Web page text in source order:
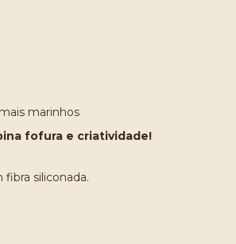
marinhos
fofura e criatividade!
siliconada.